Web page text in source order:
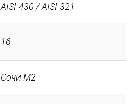
AISI 430 / AISI 321
16
Сочи М2